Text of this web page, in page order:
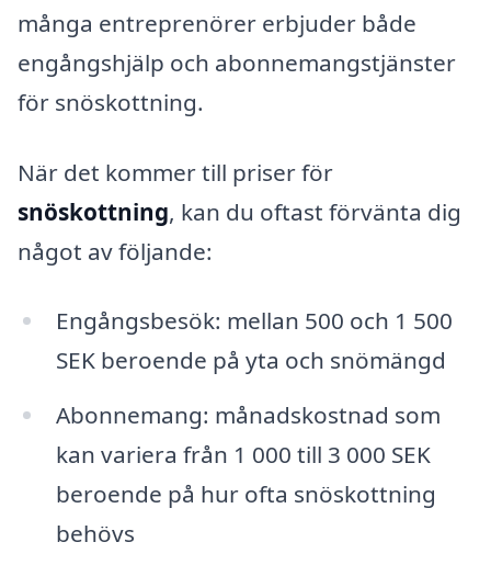
många entreprenörer erbjuder både
engångshjälp och abonnemangstjänster
för snöskottning.
När det kommer till priser för
snöskottning, kan du oftast förvänta dig
något av följande:
Engångsbesök: mellan 500 och 1 500
SEK beroende på yta och snömängd
Abonnemang: månadskostnad som
kan variera från 1 000 till 3 000 SEK
beroende på hur ofta snöskottning
behövs